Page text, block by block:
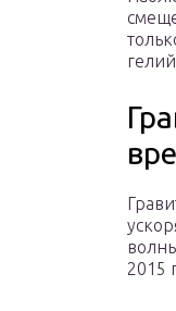
2015